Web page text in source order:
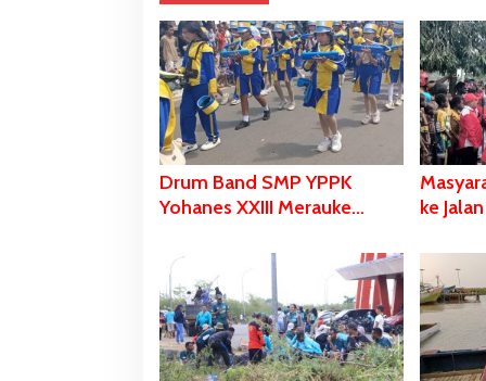
Drum Band SMP YPPK
Yohanes XXIII Merauke
Perhatian Berbagai
Kalangan
ke